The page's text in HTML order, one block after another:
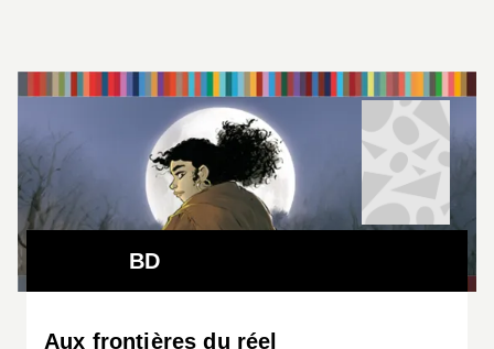
BD
Aux frontières du réel